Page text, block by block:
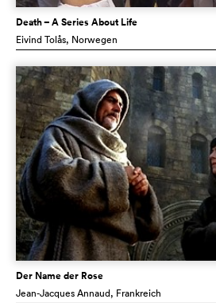
Death – A Series About Life
Eivind Tolås, Norwegen
Der Name der Rose
Jean-Jacques Annaud, Frankreich